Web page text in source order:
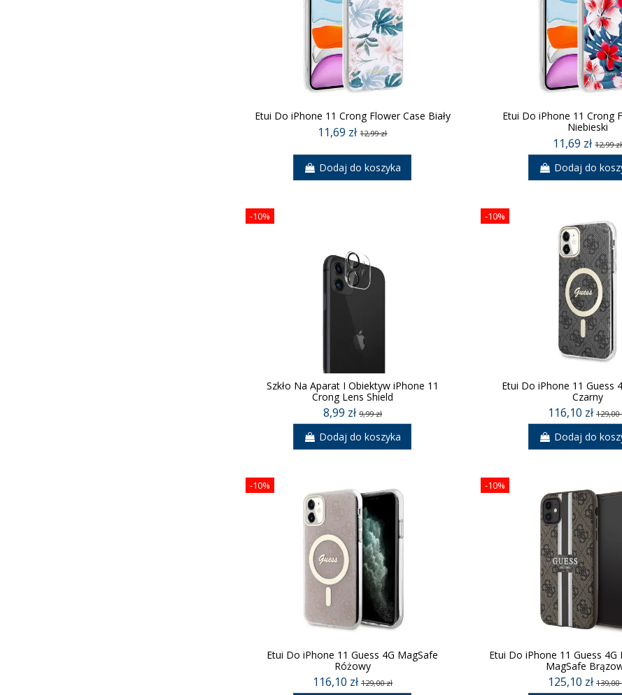
Etui Do iPhone 11 Crong Flower Case Biały
11,69 zł12,99 zł
Dodaj do koszyka
Etui Do iPhone 11 Crong
Niebieski
11,69 zł12,99 zł
Dodaj do
-10%
Szkło Na Aparat I Obiektyw iPhone 11
Crong Lens Shield
8,99 zł 9,99 zł
Dodaj do koszyka
-10%
Etui Do iPhone 11 Guess
Czarny
116,10 zł 129,00
Dodaj do
-10%
Etui Do iPhone 11 Guess 4G MagSafe
Różowy
116,10 zł 129,00 zł
-10%
Etui Do iPhone 11 Guess 4G
MagSafe
125,10 zł 139,00